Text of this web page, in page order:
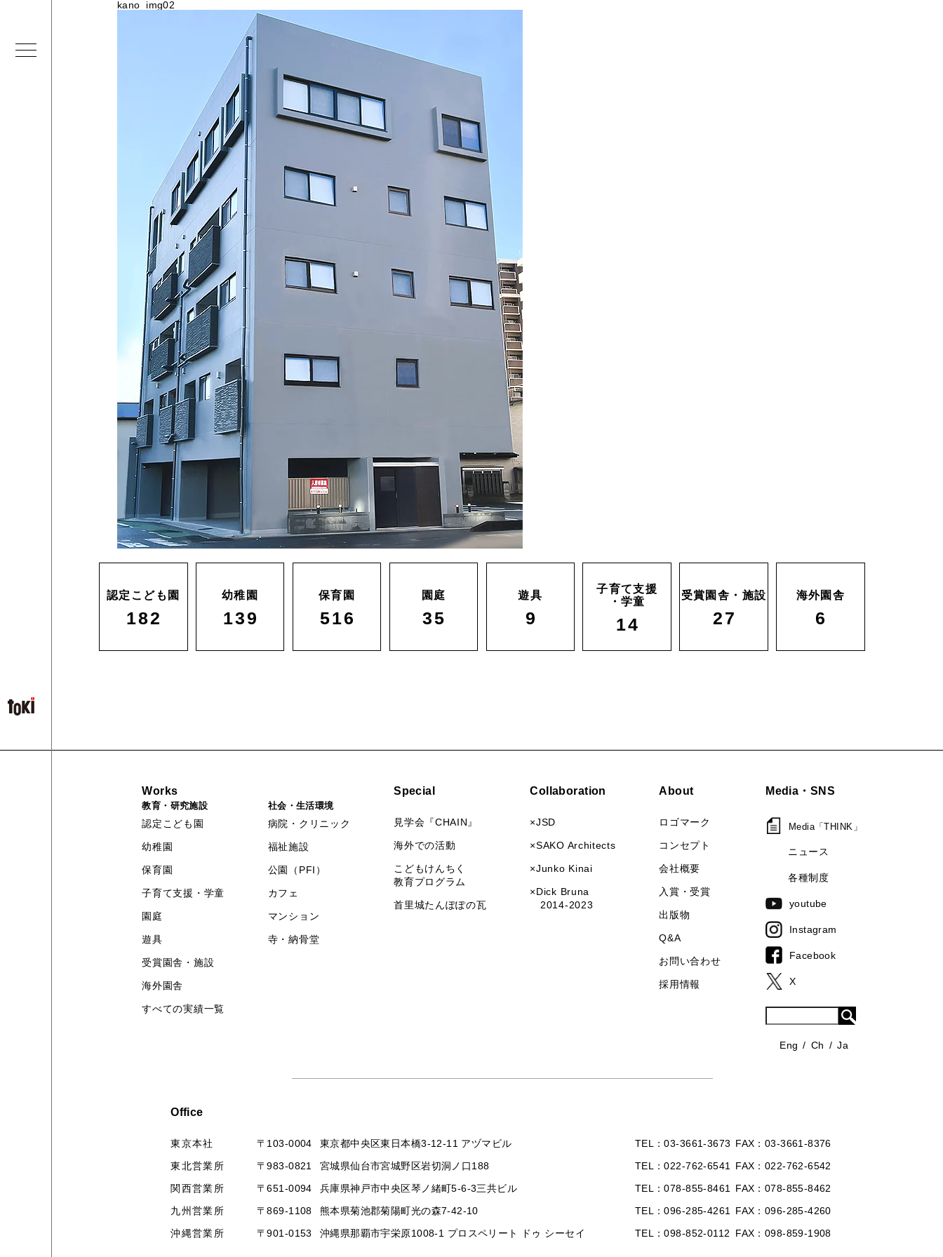
kano_img02
認定こども園
182
幼稚園
139
保育園
516
園庭
35
遊具
9
子育て支援
・学童
14
受賞園舎・施設
27
海外園舎
6
Works
教育・研究施設
認定こども園
幼稚園
保育園
子育て支援・学童
園庭
遊具
受賞園舎・施設
海外園舎
すべての実績一覧
社会・生活環境
病院・クリニック
福祉施設
公園（PFI）
カフェ
マンション
寺・納骨堂
Special
見学会『CHAIN』
海外での活動
こどもけんちく
教育プログラム
首里城たんぽぽの瓦
Collaboration
×JSD
×SAKO Architects
×Junko Kinai
×Dick Bruna
2014-2023
About
ロゴマーク
コンセプト
会社概要
入賞・受賞
出版物
Q&A
お問い合わせ
採用情報
Media・SNS
Media「THINK」
ニュース
各種制度
youtube
Instagram
Facebook
X
Eng Ch Ja
Office
東京本社 〒103-0004 東京都中央区東日本橋3-12-11 アヅマビル TEL 03-3661-3673 FAX 03-3661-8376
東北営業所 〒983-0821 宮城県仙台市宮城野区岩切洞ノ口188 TEL 022-762-6541 FAX 022-762-6542
関西営業所 〒651-0094 兵庫県神戸市中央区琴ノ緒町5-6-3三共ビル TEL 078-855-8461 FAX 078-855-8462
九州営業所 〒869-1108 熊本県菊池郡菊陽町光の森7-42-10 TEL 096-285-4261 FAX 096-285-4260
沖縄営業所 〒901-0153 沖縄県那覇市宇栄原1008-1 プロスペリート ドゥ シーセイ TEL 098-852-0112 FAX 098-859-1908